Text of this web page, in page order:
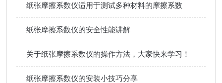
纸张摩擦系数仪适用于测试多种材料的摩擦系数
纸张摩擦系数仪的安全性能讲解
关于纸张摩擦系数仪的操作方法，大家快来学习！
纸张摩擦系数仪的安装小技巧分享